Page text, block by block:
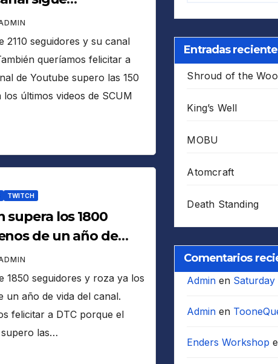
en recomendados
2110 seguidores y su canal
queríamos felicitar a
de Youtube supero las 150
últimos videos de SCUM
TWITCH
supera los 1800
de un año de
1850 seguidores y roza ya los
un año de vida del canal.
felicitar a DTC porque el
las…
Entradas
Shroud of the
King’s Well
MOBU
Atomcraft
Death Standing
Comentarios
Admin en Saturday
Admin en
Enders Workshop